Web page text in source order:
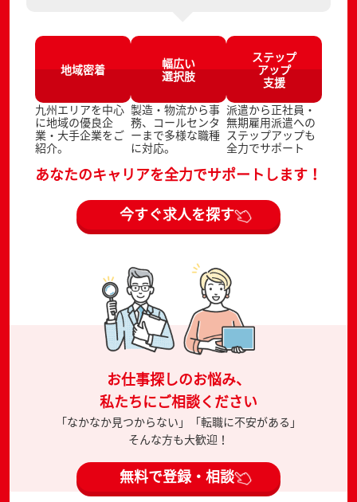
地域密着
九州エリアを中心
に地域の優良企
業・大手企業をご
紹介。
幅広い
選択肢
製造・物流から事
務、コールセンタ
ーまで多様な職種
に対応。
ステップ
アップ
支援
派遣から正社員・
無期雇用派遣への
ステップアップも
全力でサポート
あなたのキャリアを全力でサポートします！
今すぐ求人を探す
お仕事探しのお悩み、
私たちにご相談ください
「なかなか見つからない」「転職に不安がある」
そんな方も大歓迎！
無料で登録・相談